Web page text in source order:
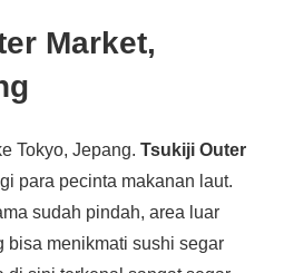
Market,
Tokyo, Jepang. Tsukiji Outer
para pecinta makanan laut.
sudah pindah, area luar
bisa menikmati sushi segar